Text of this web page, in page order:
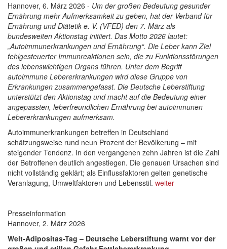
Hannover, 6. März 2026 - Um der großen Bedeutung gesunder
Ernährung mehr Aufmerksamkeit zu geben, hat der Verband für
Ernährung und Diätetik e. V. (VFED) den 7. März als
bundesweiten Aktionstag initiiert. Das Motto 2026 lautet:
„Autoimmunerkrankungen und Ernährung“. Die Leber kann Ziel
fehlgesteuerter Immunreaktionen sein, die zu Funktionsstörungen
des lebenswichtigen Organs führen. Unter dem Begriff
autoimmune Lebererkrankungen wird diese Gruppe von
Erkrankungen zusammengefasst. Die Deutsche Leberstiftung
unterstützt den Aktionstag und macht auf die Bedeutung einer
angepassten, leberfreundlichen Ernährung bei autoimmunen
Lebererkrankungen aufmerksam.
Autoimmunerkrankungen betreffen in Deutschland
schätzungsweise rund neun Prozent der Bevölkerung – mit
steigender Tendenz. In den vergangenen zehn Jahren ist die Zahl
der Betroffenen deutlich angestiegen. Die genauen Ursachen sind
nicht vollständig geklärt; als Einflussfaktoren gelten genetische
Veranlagung, Umweltfaktoren und Lebensstil. weiter
Presseinformation
Hannover, 2. März 2026
Welt-Adipositas-Tag – Deutsche Leberstiftung warnt vor der